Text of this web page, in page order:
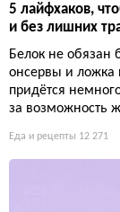
5 лайфхаков,
и без лишних
Белок не обязан
онсервы и ложка
придётся
за возможность
Еда и рецепты 12 271